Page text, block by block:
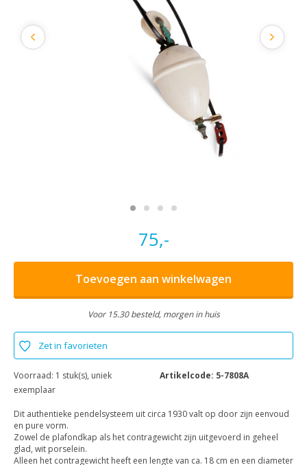
75,-
Toevoegen aan winkelwagen
Voor 15.30 besteld, morgen in huis
Zet in favorieten
Voorraad: 1 stuk(s), uniek
exemplaar
Artikelcode: 5-7808A
Dit authentieke pendelsysteem uit circa 1930 valt op door zijn eenvoud
en pure vorm.
Zowel de plafondkap als het contragewicht zijn uitgevoerd in geheel
glad, wit porselein.
Alleen het contragewicht heeft een lengte van ca. 18 cm en een diameter